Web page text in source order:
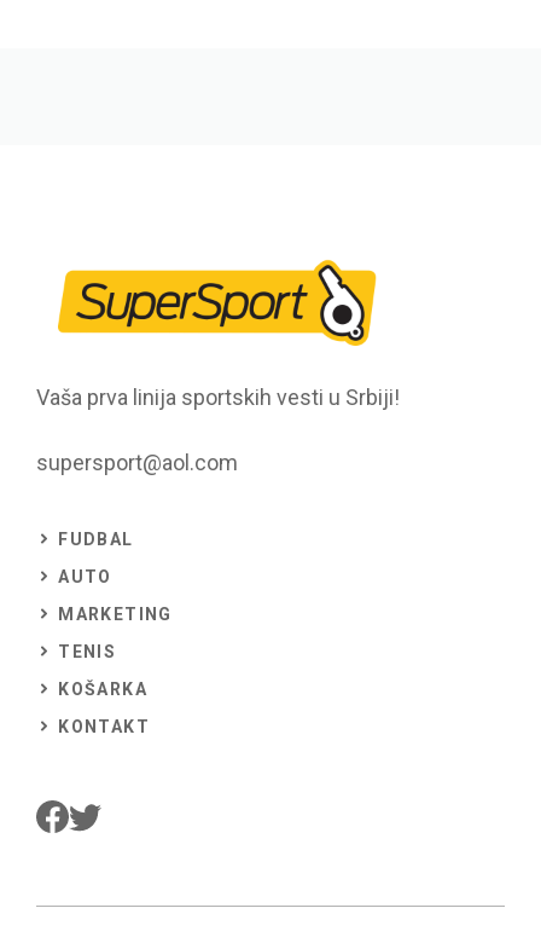
Vaša prva linija sportskih vesti u Srbiji!
supersport@aol.com
FUDBAL
AUTO
MARKETING
TENIS
KOŠARKA
KONTAKT